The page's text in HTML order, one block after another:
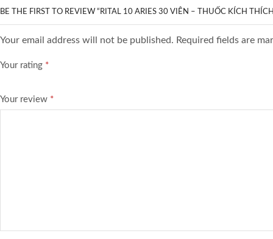
BE THE FIRST TO REVIEW “RITAL 10 ARIES 30 VIÊN – THUỐC KÍCH
Your email address will not be published. Required fields are
Your rating *
Your review *